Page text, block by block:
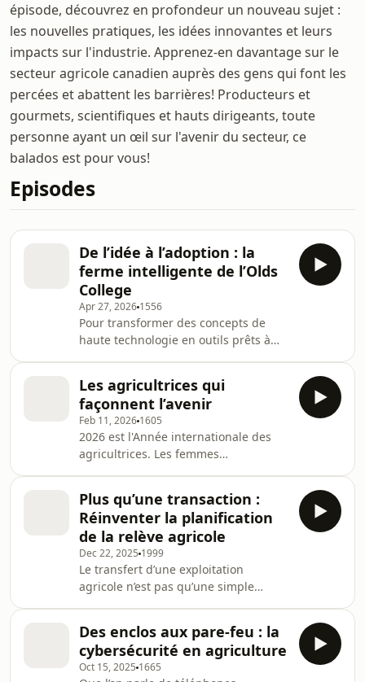
épisode, découvrez en profondeur un nouveau sujet :
les nouvelles pratiques, les idées innovantes et leurs
impacts sur l'industrie. Apprenez-en davantage sur le
secteur agricole canadien auprès des gens qui font les
percées et abattent les barrières! Producteurs et
gourmets, scientifiques et hauts dirigeants, toute
personne ayant un œil sur l'avenir du secteur, ce
balados est pour vous!
Episodes
De l’idée à l’adoption : la
ferme intelligente de l’Olds
College
Apr 27, 2026 1556
Pour transformer des concepts de
haute technologie en outils prêts à
dans des conditions réelles et la
confiance entre agriculteurs. Dans
l’épisode d’aujourd’hui, on parle avec
Herman Simons, qui dirige la
recherche appliquée en agriculture
intelligente à l’Olds College, en
Alberta. Il supervise chaque année
des dizai
Les agricultrices qui
façonnent l’avenir
Feb 11, 2026 1605
2026 est l'Année internationale des
agricultrices. Les femmes
Elles travaillent dur. Et même si elles
ont du succès, elles rencontrent
également des obstacles uniques à
l’entrée et à l’avancement dans le
secteur. Dans cet épisode, on
s’entretient avec deux femmes des
Prairies – Lauren Younker, Consultante
en pr
Plus qu’une transaction :
Réinventer la planification
de la relève agricole
Dec 22, 2025 1999
Le transfert d’une exploitation
agricole n’est pas qu’une simple
souvent complexe sur le plan
émotionnel. Dans cet épisode, nous
discutons avec deux innovatrices qui
Des enclos aux pare-feu : la
cybersécurité en agriculture
Oct 15, 2025 1665